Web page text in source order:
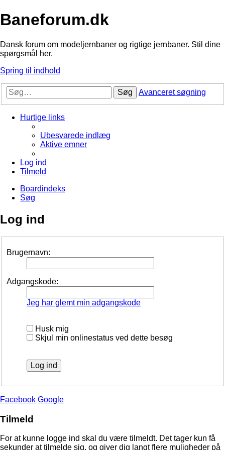
Baneforum.dk
Dansk forum om modeljernbaner og rigtige jernbaner. Stil dine
spørgsmål her.
Spring til indhold
Søg Avanceret søgning
Hurtige links
Ubesvarede indlæg
Aktive emner
Log ind
Tilmeld
Boardindeks
Søg
Log ind
Brugernavn:
Adgangskode:
Jeg har glemt min adgangskode
Husk mig
Skjul min onlinestatus ved dette besøg
Facebook Google
Tilmeld
For at kunne logge ind skal du være tilmeldt. Det tager kun få
sekunder at tilmelde sig, og giver dig langt flere muligheder på